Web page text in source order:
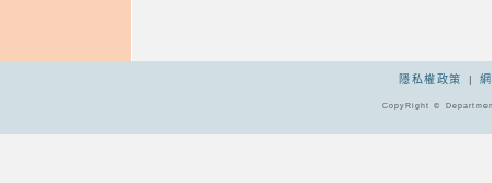
隱私權政策 |
CopyRight ©